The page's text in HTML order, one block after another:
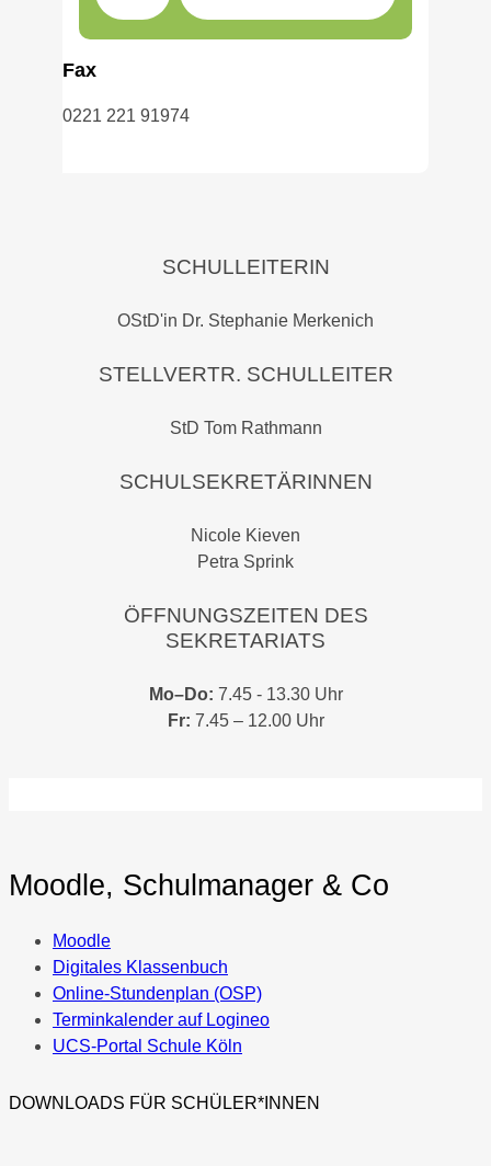
Fax
0221 221 91974
SCHULLEITERIN
OStD'in Dr. Stephanie Merkenich
STELLVERTR. SCHULLEITER
StD Tom Rathmann
SCHULSEKRETÄRINNEN
Nicole Kieven
Petra Sprink
ÖFFNUNGSZEITEN DES
SEKRETARIATS
Mo–Do: 7.45 - 13.30 Uhr
Fr: 7.45 – 12.00 Uhr
Moodle, Schulmanager & Co
Moodle
Digitales Klassenbuch
Online-Stundenplan (OSP)
Terminkalender auf Logineo
UCS-Portal Schule Köln
DOWNLOADS FÜR SCHÜLER*INNEN